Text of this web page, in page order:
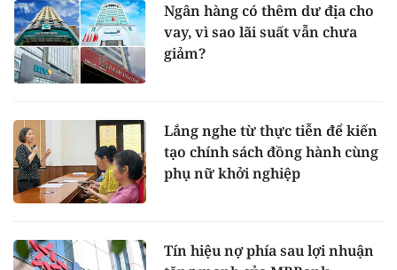
Ngân hàng có thêm dư địa cho
vay, vì sao lãi suất vẫn chưa
giảm?
Lắng nghe từ thực tiễn để kiến
tạo chính sách đồng hành cùng
phụ nữ khởi nghiệp
Tín hiệu nợ phía sau lợi nhuận